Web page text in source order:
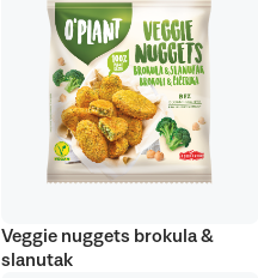
Veggie nuggets brokula &
slanutak